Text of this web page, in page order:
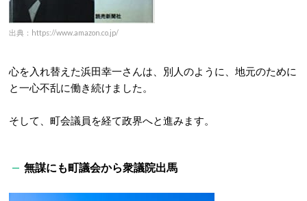
出典：https://www.amazon.co.jp/
心を入れ替えた浜田幸一さんは、別人のように、地元のために
と一心不乱に働き続けました。
そして、町会議員を経て政界へと進みます。
無謀にも町議会から衆議院出馬